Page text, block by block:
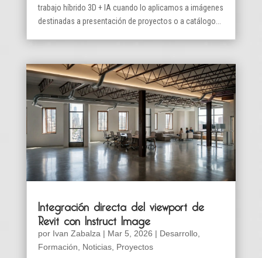
trabajo híbrido 3D + IA cuando lo aplicamos a imágenes
destinadas a presentación de proyectos o a catálogo...
Integración directa del viewport de
Revit con Instruct Image
por Ivan Zabalza| Mar 5, 2026 | Desarrollo,
Formación, Noticias, Proyectos